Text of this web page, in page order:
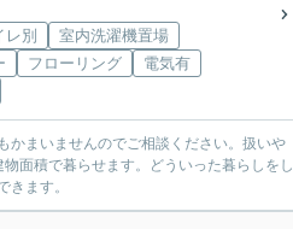
レ別
室内洗濯機置場
フローリング
電気有
かまいませんのでご相談ください。扱いや
面積で暮らせます。どういった暮らしをし
ます。